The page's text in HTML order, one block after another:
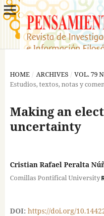
HOME / ARCHIVES / VOL. 79
Estudios, textos, notas y
Making an
uncertainty
Cristian Rafael Peralta
Comillas Pontifical University
DOI: https://doi.org/